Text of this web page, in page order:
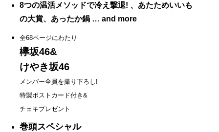
8つの温活メソッドで冷え撃退! 、あたためいいも
の大賞、あったか鍋 … and more
全68ページにわたり
欅坂46&
けやき坂46
メンバー全員を撮り下ろし!
特製ポストカード付き&
チェキプレゼント
巻頭スペシャル